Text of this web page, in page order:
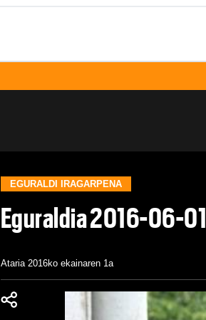
EGURALDI IRAGARPENA
Eguraldia 2016-06-01
Ataria 2016ko ekainaren 1a